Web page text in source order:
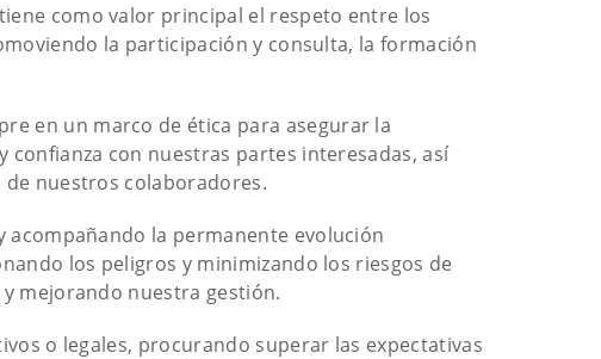
como valor principal el respeto entre los
la participación y consulta, la formación
en un marco de ética para asegurar la
con nuestras partes interesadas, así
nuestros colaboradores.
la permanente evolución
los peligros y minimizando los riesgos de
mejorando nuestra gestión.
o legales, procurando superar las expectativas